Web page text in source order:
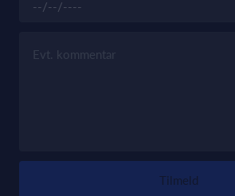
Evt. kommentar
Tilmeld